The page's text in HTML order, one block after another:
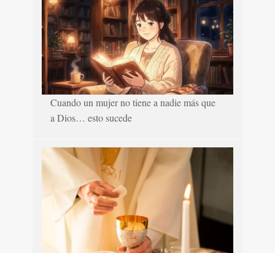
Cuando un mujer no tiene a nadie más que
a Dios… esto sucede